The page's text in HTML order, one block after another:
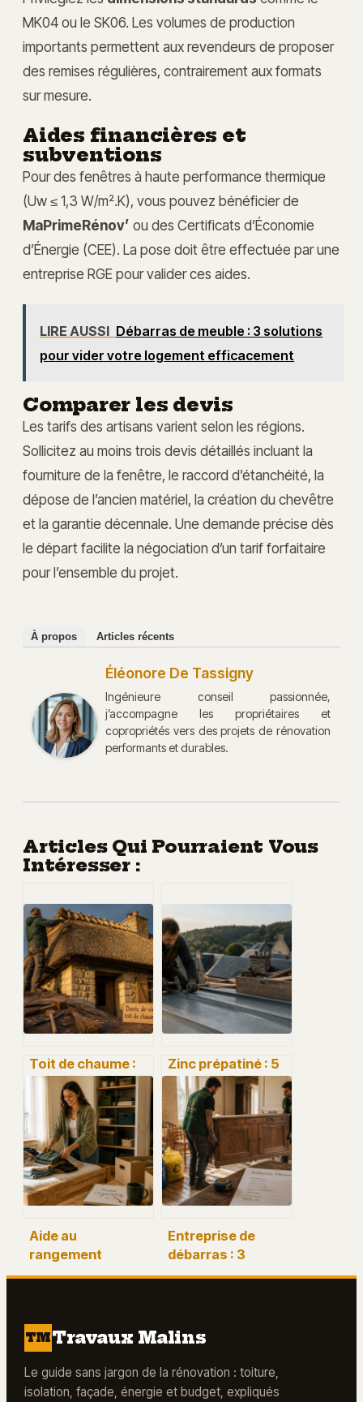
MK04 ou le SK06. Les volumes de production
importants permettent aux revendeurs de proposer
des remises régulières, contrairement aux formats
sur mesure.
Aides financières et
subventions
Pour des fenêtres à haute performance thermique
(Uw ≤ 1,3 W/m².K), vous pouvez bénéficier de
MaPrimeRénov’ ou des Certificats d’Économie
d’Énergie (CEE). La pose doit être effectuée par une
entreprise RGE pour valider ces aides.
LIRE AUSSI Débarras de meuble : 3 solutions
pour vider votre logement efficacement
Comparer les devis
Les tarifs des artisans varient selon les régions.
Sollicitez au moins trois devis détaillés incluant la
fourniture de la fenêtre, le raccord d’étanchéité, la
dépose de l’ancien matériel, la création du chevêtre
et la garantie décennale. Une demande précise dès
le départ facilite la négociation d’un tarif forfaitaire
pour l’ensemble du projet.
À propos Articles récents
Éléonore De Tassigny
Ingénieure conseil passionnée,
j’accompagne les propriétaires et
copropriétés vers des projets de rénovation
performants et durables.
Articles Qui Pourraient Vous
Intéresser :
Toit de chaume :
40 à 50 ans de
durée de vie et les
3 réflexes pour
stopper le
pourrissement
Zinc prépatiné : 5
avantages pour
une façade
durable et
uniforme
Aide au
rangement
maison : 3 étapes
sans s’épuiser
Entreprise de
débarras : 3
formules
réussir votre
projet
TMTravaux Malins
Le guide sans jargon de la rénovation : toiture,
isolation, façade, énergie et budget, expliqués